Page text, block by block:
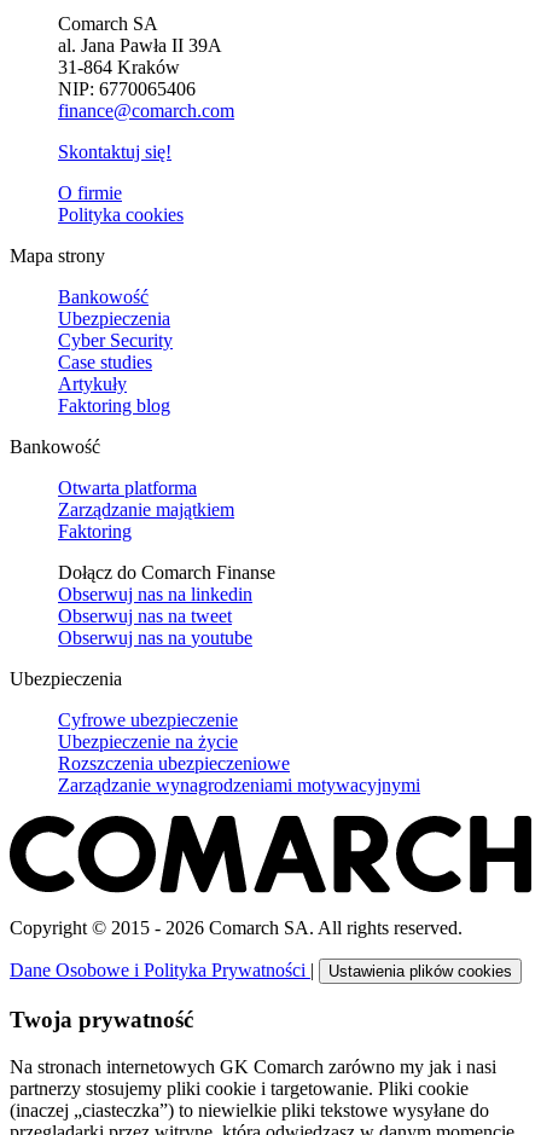
Comarch SA
al. Jana Pawła II 39A
31-864 Kraków
NIP: 6770065406
finance@comarch.com
Skontaktuj się!
O firmie
Polityka cookies
Mapa strony
Bankowość
Ubezpieczenia
Cyber Security
Case studies
Artykuły
Faktoring blog
Bankowość
Otwarta platforma
Zarządzanie majątkiem
Faktoring
Dołącz do Comarch Finanse
Obserwuj nas na linkedin
Obserwuj nas na tweet
Obserwuj nas na youtube
Ubezpieczenia
Cyfrowe ubezpieczenie
Ubezpieczenie na życie
Rozszczenia ubezpieczeniowe
Zarządzanie wynagrodzeniami motywacyjnymi
Copyright © 2015 - 2026 Comarch SA. All rights reserved.
Dane Osobowe i Polityka Prywatności | Ustawienia plików cookies
Twoja prywatność
Na stronach internetowych GK Comarch zarówno my jak i nasi
partnerzy stosujemy pliki cookie i targetowanie. Pliki cookie
(inaczej „ciasteczka”) to niewielkie pliki tekstowe wysyłane do